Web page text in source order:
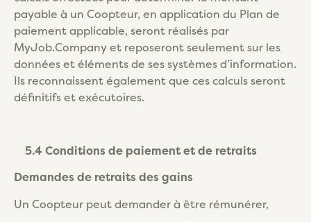
payable à un Coopteur, en application du Plan de
paiement applicable, seront réalisés par
MyJob.Company et reposeront seulement sur les
données et éléments de ses systèmes d’information.
Ils reconnaissent également que ces calculs seront
définitifs et exécutoires.
5.4 Conditions de paiement et de retraits
Demandes de retraits des gains
Un Coopteur peut demander à être rémunérer,